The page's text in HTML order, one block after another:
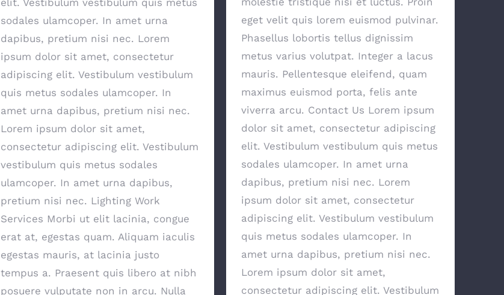
sodales ulamcoper. In amet urna
dapibus, pretium nisi nec. Lorem
ipsum dolor sit amet, consectetur
adipiscing elit. Vestibulum vestibulum
quis metus sodales ulamcoper. In
amet urna dapibus, pretium nisi nec.
Lorem ipsum dolor sit amet,
consectetur adipiscing elit. Vestibulum
vestibulum quis metus sodales
ulamcoper. In amet urna dapibus,
pretium nisi nec. Lighting Work
Services Morbi ut elit lacinia, congue
erat at, egestas quam. Aliquam iaculis
egestas mauris, at lacinia justo
tempus a. Praesent quis libero at nibh
posuere vulputate non in arcu. Nulla
eget velit quis lorem euismod pulvinar.
Phasellus lobortis tellus dignissim
metus varius volutpat. Integer a lacus
mauris. Pellentesque eleifend, quam
maximus euismod porta, felis ante
viverra arcu. Contact Us Lorem ipsum
dolor sit amet, consectetur adipiscing
elit. Vestibulum vestibulum quis metus
sodales ulamcoper. In amet urna
dapibus, pretium nisi nec. Lorem
ipsum dolor sit amet, consectetur
adipiscing elit. Vestibulum vestibulum
quis metus sodales ulamcoper. In
amet urna dapibus, pretium nisi nec.
Lorem ipsum dolor sit amet,
consectetur adipiscing elit. Vestibulum